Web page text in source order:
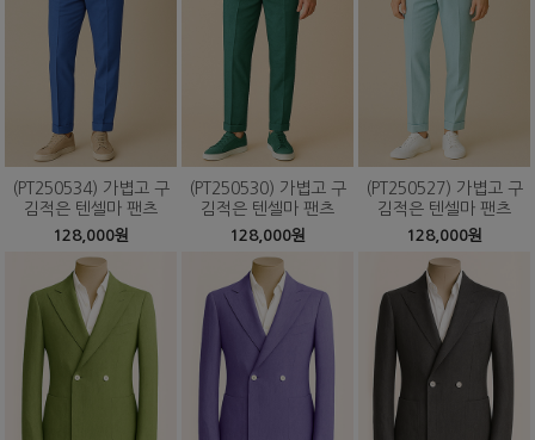
(PT250534) 가볍고 구
김적은 텐셀마 팬츠
128,000원
(PT250530) 가볍고 구
김적은 텐셀마 팬츠
128,000원
(PT250527) 가볍고 구
김적은 텐셀마 팬츠
128,000원